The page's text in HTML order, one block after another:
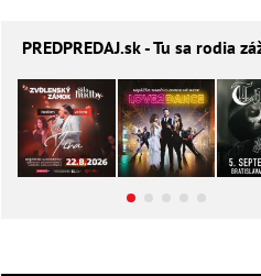
PREDPREDAJ.sk - Tu sa rodia